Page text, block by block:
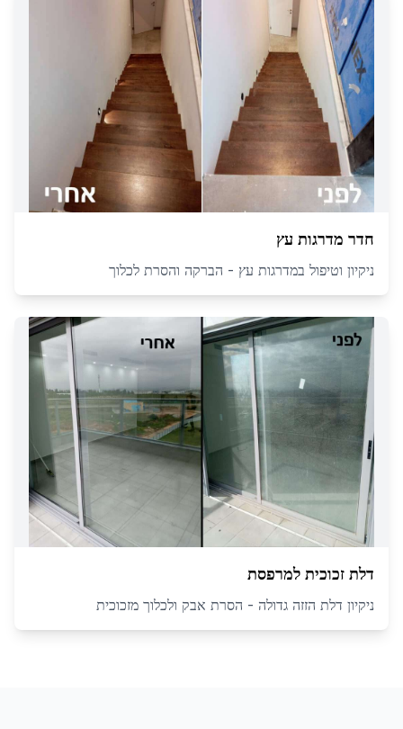
חדר מדרגות עץ
ניקיון וטיפול במדרגות עץ - הברקה והסרת לכלוך
דלת זכוכית למרפסת
ניקיון דלת הזזה גדולה - הסרת אבק ולכלוך מזכוכית